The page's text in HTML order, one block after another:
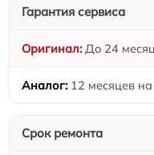
Гарантия сервиса
До 24
12 месяцев
Срок ремонта